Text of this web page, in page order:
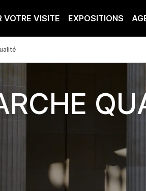
VOTRE VISITE EXPOSITIONS